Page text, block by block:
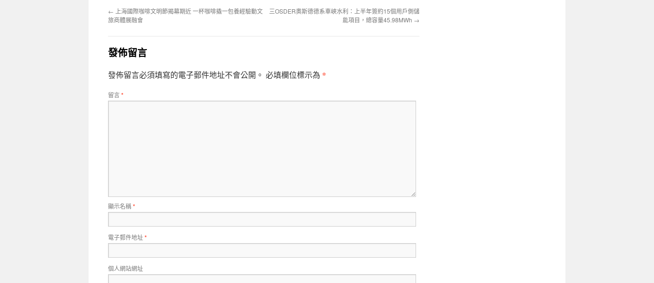
← 上海國際咖啡文明節揭幕期近 一杯咖啡撬一包養經驗動文
旅商體展融會
三OSDER奧斯德德系車峽水利：上半年簽約15個用戶側儲
能項目，總容量45.98MWh →
發佈留言
發佈留言必須填寫的電子郵件地址不會公開。 必填欄位標示為 *
留言*
顯示名稱*
電子郵件地址*
個人網站網址